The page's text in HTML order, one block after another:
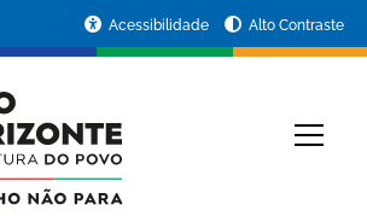
Acessibilidade Alto Contraste